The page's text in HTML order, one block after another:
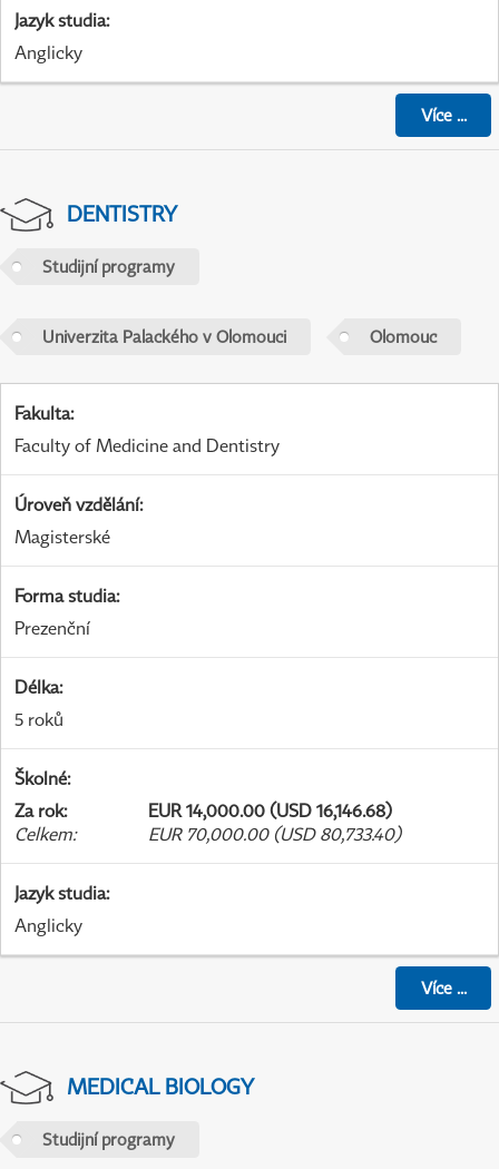
Jazyk studia:
Anglicky
Více...
DENTISTRY
Studijní programy
Univerzita Palackého v Olomouci Olomouc
Fakulta:
Faculty of Medicine and Dentistry
Úroveň vzdělání:
Magisterské
Forma studia:
Prezenční
Délka:
5 roků
Školné:
Za rok:
EUR 14,000.00 (USD 16,146.68)
Celkem: EUR 70,000.00 (USD 80,733.40)
Jazyk studia:
Anglicky
Více...
MEDICAL BIOLOGY
Studijní programy